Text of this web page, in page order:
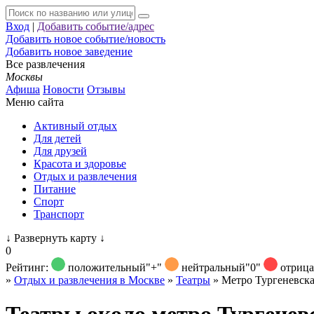
Вход | Добавить событие/адрес
Добавить новое событие/новость
Добавить новое заведение
Все развлечения
Москвы
Афиша Новости Отзывы
Меню сайта
Активный отдых
Для детей
Для друзей
Красота и здоровье
Отдых и развлечения
Питание
Спорт
Транспорт
↓ Развернуть карту ↓
0
Рейтинг:
положительный"+" нейтральный"0"
» Отдых и развлечения в Москве » Театры » Метро